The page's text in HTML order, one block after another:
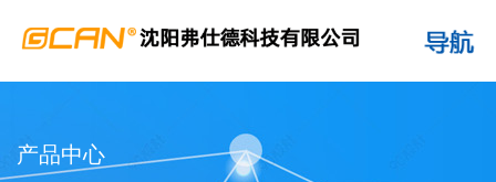
产品中心